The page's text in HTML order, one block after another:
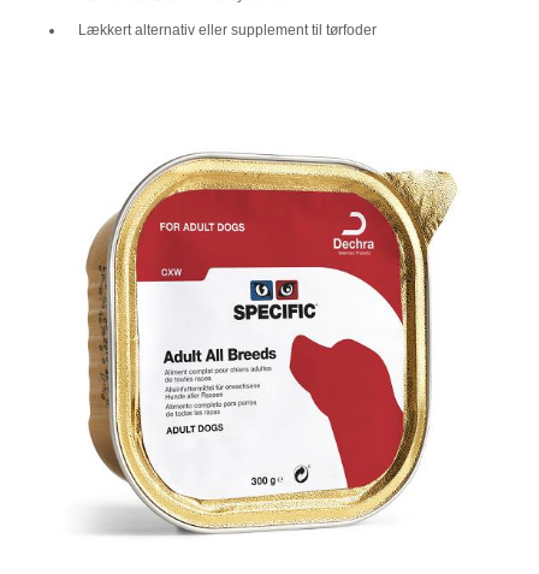
Lækkert alternativ eller supplement til tørfoder